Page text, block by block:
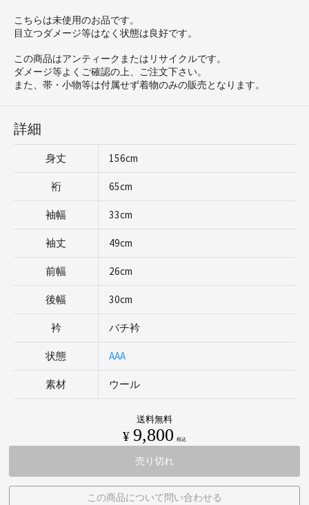
こちらは未使用のお品です。
目立つダメージ等はなく状態は良好です。
この商品はアンティークまたはリサイクルです。
ダメージ等よくご確認の上、ご注文下さい。
また、帯・小物等は付属せず着物のみの販売となります。
詳細
身丈 156cm
裄 65cm
袖幅 33cm
袖丈 49cm
前幅 26cm
後幅 30cm
衿 バチ衿
状態 AAA
素材 ウール
送料無料
¥9,800 税込
売り切れ
この商品について問い合わせる